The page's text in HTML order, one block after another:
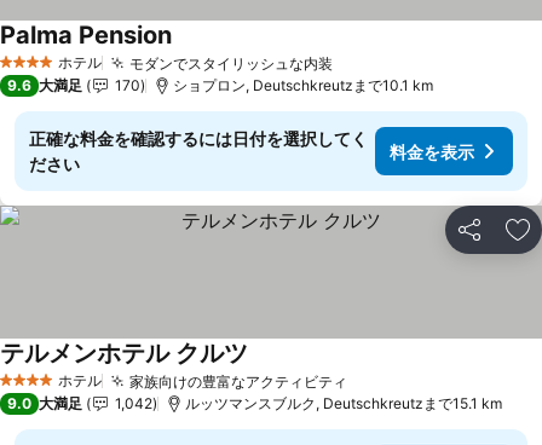
4 ホテルのランク
ホテル モダンでスタイリッシュな内装料金を表示
Palma Pension料金を表示
9.6 大満足 170 ショプロン, Deutschkreutzまで10.1 km
正確な料金を確認するには日付を選択してく
ださい
料金を表示
シェア お
4 ホテルのランク
ホテル 家族向けの豊富なアクティビティ
テルメンホテル クルツ
9.0 大満足 1,042 ルッツマンスブルク, Deutschkreutzまで15.1 km